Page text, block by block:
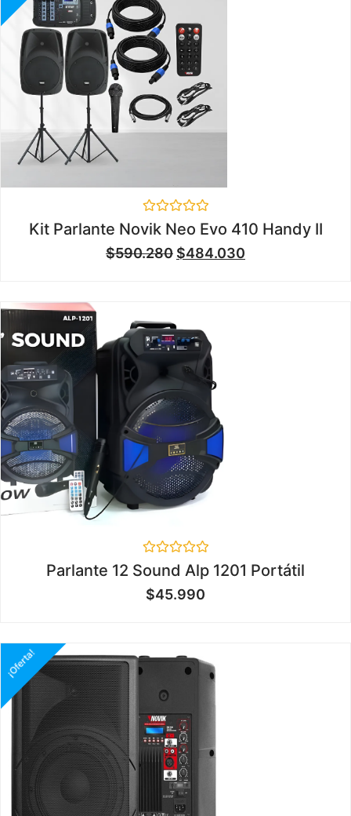
Valorado
en
0
de
Kit Parlante Novik Neo Evo 410 Handy II
$590.280 $484.030
Valorado
en
0
de
Parlante 12 Sound Alp 1201 Portátil
$45.990
¡Oferta!